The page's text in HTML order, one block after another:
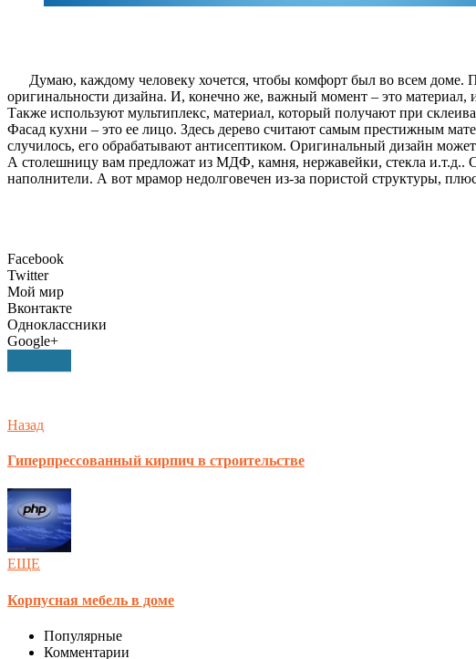
Думаю, каждому человеку хочется, чтобы комфорт был во всем доме.
оригинальности дизайна. И, конечно же, важный момент – это
Также используют мультиплекс, материал, который получают при
Фасад кухни – это ее лицо. Здесь дерево считают самым престижным
случилось, его обрабатывают антисептиком. Оригинальный дизайн
А столешницу вам предложат из МДФ, камня, нержавейки, стекла и.т.д..
наполнители. А вот мрамор недолговечен из-за пористой структуры,
Facebook
Twitter
Мой мир
Вконтакте
Одноклассники
Google+
Назад
Гиперпрессованный кирпич в строительстве
ЕЩЕ
Корпусная мебель в доме
Популярные
Комментарии